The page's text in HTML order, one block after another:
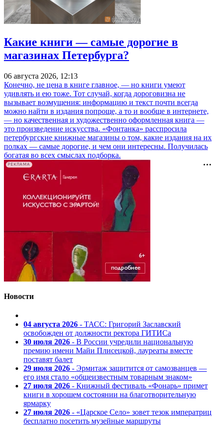
Какие книги — самые дорогие в
магазинах Петербурга?
06 августа 2026, 12:13
Конечно, не цена в книге главное, — но книги умеют
удивлять и ею тоже. Тот случай, когда дороговизна не
вызывает возмущения: информацию и текст почти всегда
можно найти в издания попроще, а то и вообще в интернете,
— но качественная и художественно оформленная книга —
это произведение искусства. «Фонтанка» расспросила
петербургские книжные магазины о том, какие издания на их
полках — самые дорогие, и чем они интересны. Получилась
богатая во всех смыслах подборка.
РЕКЛАМА
Новости
04 августа 2026 - ТАСС: Григорий Заславский
освобожден от должности ректора ГИТИСа
30 июля 2026 - В России учредили национальную
премию имени Майи Плисецкой, лауреаты вместе
поставят балет
29 июля 2026 - Эрмитаж защитится от самозванцев —
его имя стало «общеизвестным товарным знаком»
27 июля 2026 - Книжный фестиваль «Фонарь» примет
книги в хорошем состоянии на благотворительную
ярмарку
27 июля 2026 - «Царское Село» зовет тезок императриц
бесплатно посетить музейные маршруты